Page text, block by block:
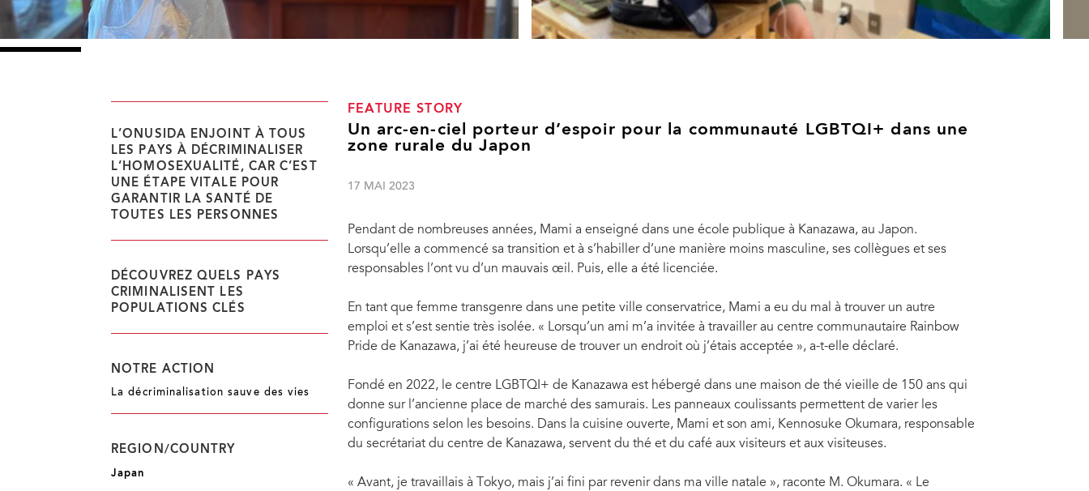
Diana Hoon, coprésidente du centre, a qualifié le centre de lueur d'espoir. "Nous sommes comme un phare dans une
société très conservatrice et patriarcale", a-t-elle déclaré. Présentant les nombreuses brochures et dépliants allant de la
connaissance de son statut sérologique au défilé de la fierté dans la ville en passant par des livres sur la sortie dans la
bibliothèque de fortune, Mme Hoon a déclaré que le centre attirait non seulement plus de personnes, mais qu'il avait
mouvement Marriage for All au Japon. Ancien directeur de la publicité pour l'une des plus grandes entreprises
japonaises, Dentsu, M. Matsunaka a caché sa sexualité pendant des décennies. "Pour moi, il n'y avait pas d'avenir dans
ma ville natale rurale, alors je suis parti pour Tokyo", a-t-il déclaré. Il a ensuite étudié en Australie, travaillé à Tokyo ainsi
qu'à New York et a finalement quitté son entreprise.
FEATURE STORY
Un arc-en-ciel porteur d’espoir pour la communauté LGBTQI+ dans une
zone rurale du Japon
17 MAI 2023
Pendant de nombreuses années, Mami a enseigné dans une école publique à Kanazawa, au Japon.
Lorsqu’elle a commencé sa transition et à s’habiller d’une manière moins masculine, ses collègues et ses
responsables l’ont vu d’un mauvais œil. Puis, elle a été licenciée.
En tant que femme transgenre dans une petite ville conservatrice, Mami a eu du mal à trouver un autre
emploi et s’est sentie très isolée. « Lorsqu’un ami m’a invitée à travailler au centre communautaire Rainbow
Pride de Kanazawa, j’ai été heureuse de trouver un endroit où j’étais acceptée », a-t-elle déclaré.
Fondé en 2022, le centre LGBTQI+ de Kanazawa est hébergé dans une maison de thé vieille de 150 ans qui
donne sur l’ancienne place de marché des samurais. Les panneaux coulissants permettent de varier les
configurations selon les besoins. Dans la cuisine ouverte, Mami et son ami, Kennosuke Okumara, responsable
du secrétariat du centre de Kanazawa, servent du thé et du café aux visiteurs et aux visiteuses.
« Avant, je travaillais à Tokyo, mais j’ai fini par revenir dans ma ville natale », raconte M. Okumara. « Le
L’ONUSIDA ENJOINT À TOUS
LES PAYS À DÉCRIMINALISER
L’HOMOSEXUALITÉ, CAR C’EST
UNE ÉTAPE VITALE POUR
GARANTIR LA SANTÉ DE
TOUTES LES PERSONNES
DÉCOUVREZ QUELS PAYS
CRIMINALISENT LES
POPULATIONS CLÉS
NOTRE ACTION
La décriminalisation sauve des vies
REGION/COUNTRY
Japan